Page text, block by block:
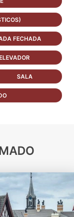
FECHADA
SALA